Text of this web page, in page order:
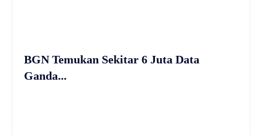
BGN Temukan Sekitar 6 Juta Data
Ganda...